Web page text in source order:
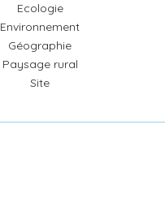
Ecologie
Environnement
Géographie
Paysage rural
Site